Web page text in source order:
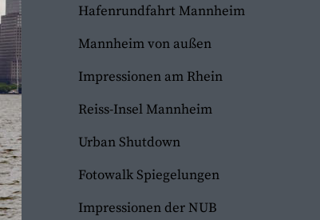
Hafenrundfahrt Mannheim
Mannheim von außen
Impressionen am Rhein
Reiss-Insel Mannheim
Urban Shutdown
Fotowalk Spiegelungen
Impressionen der NUB